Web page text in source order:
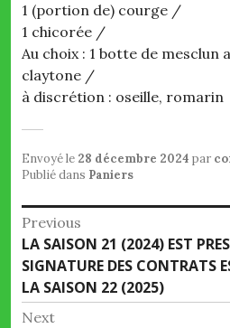
1 (portion de) courge /
1 chicorée /
Au choix : 1 botte de mesclun
claytone /
à discrétion : oseille, romarin
Envoyé le 28 décembre 2024 par
Publié dans Paniers
Navigation
de
l’article
Previous
Previous
post:
LA SAISON 21 (2024) EST
SIGNATURE DES CONTRATS
LA SAISON 22 (2025)
Next